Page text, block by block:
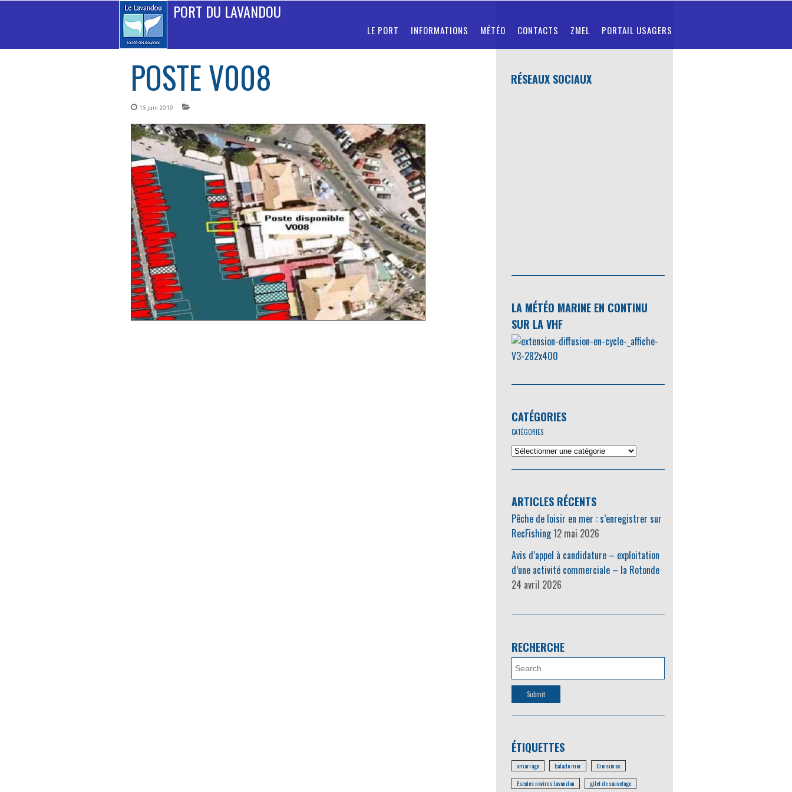
PORT DU LAVANDOU
LE PORT INFORMATIONS MÉTÉO CONTACTS ZMEL PORTAIL USAGERS
POSTE V008
15 juin 2019
RÉSEAUX SOCIAUX
LA MÉTÉO MARINE EN CONTINU
SUR LA VHF
CATÉGORIES
CATÉGORIES
ARTICLES RÉCENTS
Pêche de loisir en mer : s’enregistrer sur
RecFishing12 mai 2026
Avis d’appel à candidature – exploitation
d’une activité commerciale – la Rotonde
24 avril 2026
RECHERCHE
ÉTIQUETTES
amarrage balade mer
Croisières
Escales navires Lavandou
gilet de sauvetage